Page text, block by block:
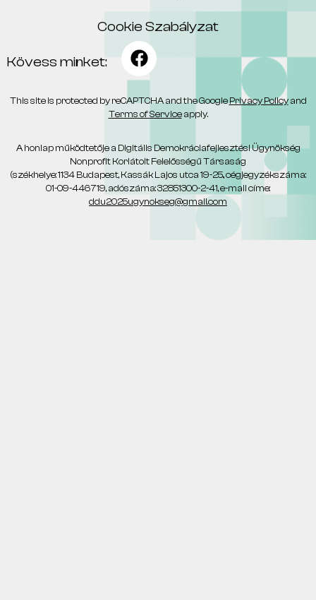
Cookie Szabályzat
Kövess minket:
This site is protected by reCAPTCHA and the Google Privacy Policyand
Terms of Serviceapply.
A honlap működtetője a Digitális Demokráciafejlesztési Ügynökség
Nonprofit Korlátolt Felelősségű Társaság
(székhelye: 1134 Budapest, Kassák Lajos utca 19-25., cégjegyzékszáma:
01-09-446719, adószáma: 32851300-2-41, e-mail címe:
ddu2025ugynokseg@gmail.com